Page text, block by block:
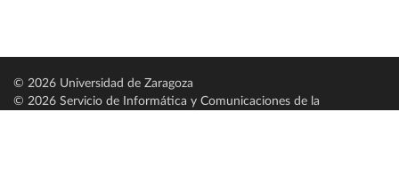
© 2026 Universidad de Zaragoza
© 2026 Servicio de Informática y Comunicaciones de la